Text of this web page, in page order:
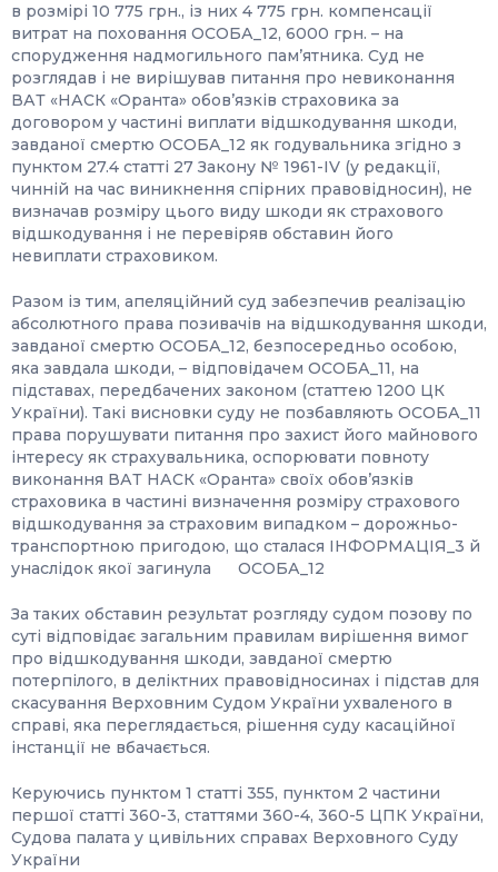
в розмірі 10 775 грн., із них 4 775 грн. компенсації
витрат на поховання ОСОБА_12, 6000 грн. – на
спорудження надмогильного пам’ятника. Суд не
розглядав і не вирішував питання про невиконання
ВАТ «НАСК «Оранта» обов’язків страховика за
договором у частині виплати відшкодування шкоди,
завданої смертю ОСОБА_12 як годувальника згідно з
пунктом 27.4 статті 27 Закону № 1961-IV (у редакції,
чинній на час виникнення спірних правовідносин), не
визначав розміру цього виду шкоди як страхового
відшкодування і не перевіряв обставин його
невиплати страховиком.
Разом із тим, апеляційний суд забезпечив реалізацію
абсолютного права позивачів на відшкодування шкоди,
завданої смертю ОСОБА_12, безпосередньо особою,
яка завдала шкоди, – відповідачем ОСОБА_11, на
підставах, передбачених законом (статтею 1200 ЦК
України). Такі висновки суду не позбавляють ОСОБА_11
права порушувати питання про захист його майнового
інтересу як страхувальника, оспорювати повноту
виконання ВАТ НАСК «Оранта» своїх обов’язків
страховика в частині визначення розміру страхового
відшкодування за страховим випадком – дорожньо-
транспортною пригодою, що сталася ІНФОРМАЦІЯ_3 й
унаслідок якої загинула ОСОБА_12
За таких обставин результат розгляду судом позову по
суті відповідає загальним правилам вирішення вимог
про відшкодування шкоди, завданої смертю
потерпілого, в деліктних правовідносинах і підстав для
скасування Верховним Судом України ухваленого в
справі, яка переглядається, рішення суду касаційної
інстанції не вбачається.
Керуючись пунктом 1 статті 355, пунктом 2 частини
першої статті 360-3, статтями 360-4, 360-5 ЦПК України,
Судова палата у цивільних справах Верховного Суду
України